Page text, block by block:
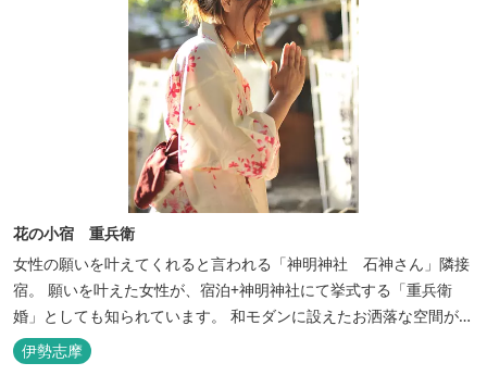
花の小宿 重兵衛
女性の願いを叶えてくれると言われる「神明神社 石神さん」隣接
宿。 願いを叶えた女性が、宿泊+神明神社にて挙式する「重兵衛
婚」としても知られています。 和モダンに設えたお洒落な空間が女
性に人気。
伊勢志摩